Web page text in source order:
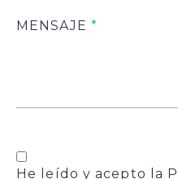
MENSAJE *
He leído y acepto la